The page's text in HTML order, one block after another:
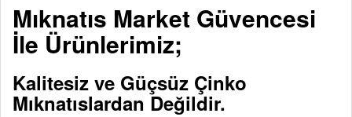
Mıknatıs Market Güvencesi
İle Ürünlerimiz;
Kalitesiz ve Güçsüz Çinko
Mıknatıslardan Değildir.